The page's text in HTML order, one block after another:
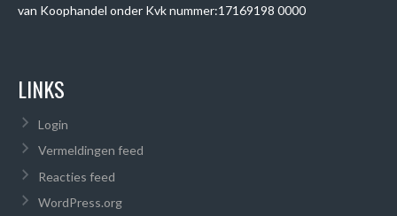
van Koophandel onder Kvk nummer:17169198 0000
LINKS
Login
Vermeldingen feed
Reacties feed
WordPress.org